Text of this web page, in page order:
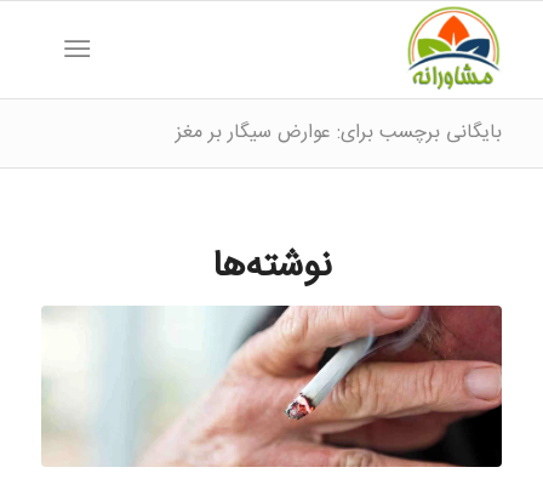
بایگانی برچسب برای: عوارض سیگار بر مغز
نوشته‌ها